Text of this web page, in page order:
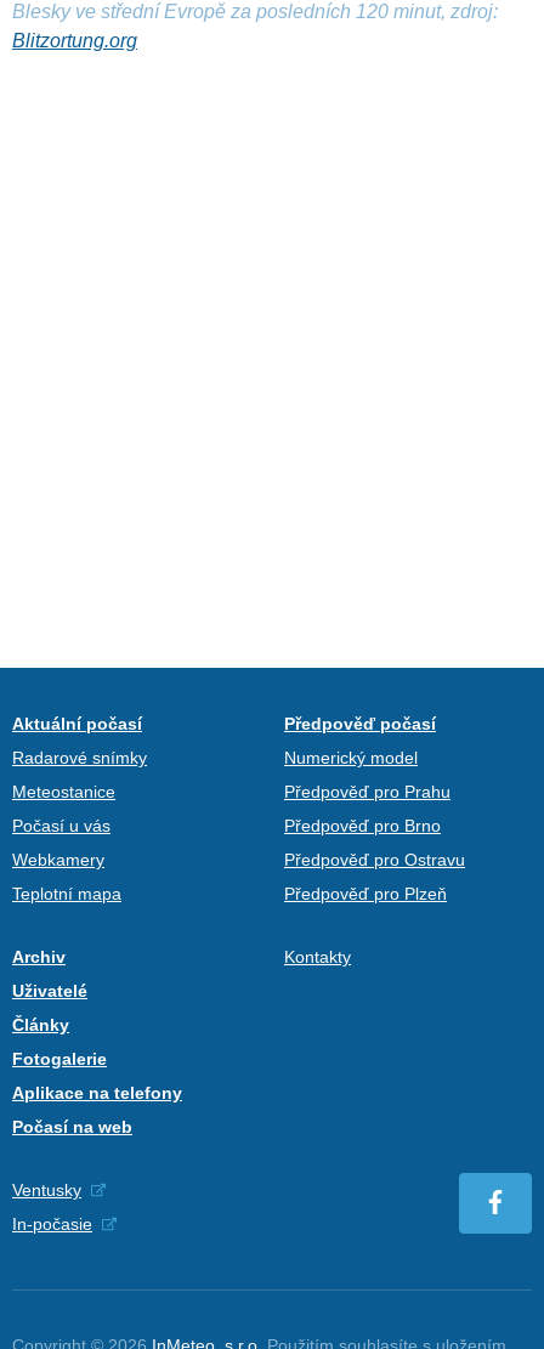
Blesky ve střední Evropě za posledních 120 minut, zdroj:
Blitzortung.org
Aktuální počasí
Radarové snímky
Meteostanice
Počasí u vás
Webkamery
Teplotní mapa
Předpověď počasí
Numerický model
Předpověď pro Prahu
Předpověď pro Brno
Předpověď pro Ostravu
Předpověď pro Plzeň
Archiv
Uživatelé
Články
Fotogalerie
Aplikace na telefony
Počasí na web
Kontakty
Ventusky
In-počasie
Copyright © 2026 InMeteo, s.r.o. Použitím souhlasíte s uložením